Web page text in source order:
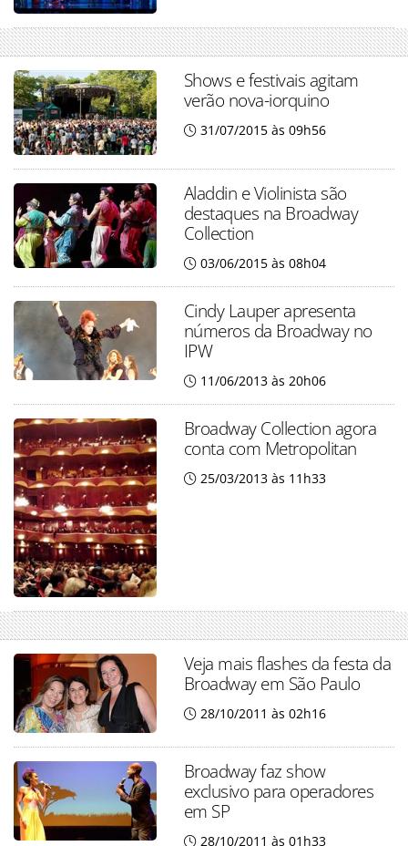
Shows e festivais agitam
verão nova-iorquino
31/07/2015 às 09h56
Aladdin e Violinista são
destaques na Broadway
Collection
03/06/2015 às 08h04
Cindy Lauper apresenta
números da Broadway no
IPW
11/06/2013 às 20h06
Broadway Collection agora
conta com Metropolitan
25/03/2013 às 11h33
Veja mais flashes da festa da
Broadway em São Paulo
28/10/2011 às 02h16
Broadway faz show
exclusivo para operadores
em SP
28/10/2011 às 01h33